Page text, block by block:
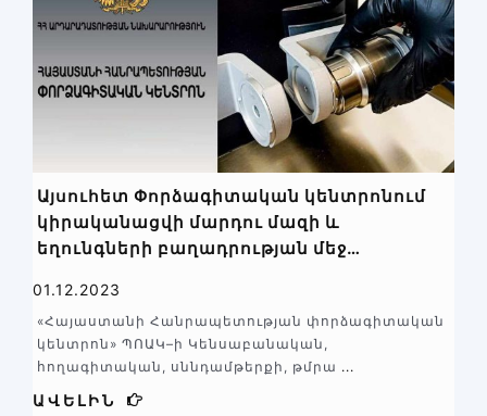
Այսուհետ Փորձագիտական կենտրոնում
կիրականացվի մարդու մազի և
եղունգների բաղադրության մեջ
փորձաքննություններ
01.12.2023
«Հայաստանի Հանրապետության փորձագիտական
կենտրոն» ՊՈԱԿ–ի Կենսաբանական,
հողագիտական, սննդամթերքի, թմրա ...
ԱՎԵԼԻՆ